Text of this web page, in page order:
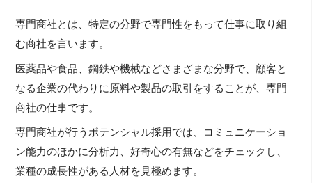
専門商社とは、特定の分野で専門性をもって仕事に取り組
む商社を言います。
医薬品や食品、鋼鉄や機械などさまざまな分野で、顧客と
なる企業の代わりに原料や製品の取引をすることが、専門
商社の仕事です。
専門商社が行うポテンシャル採用では、コミュニケーショ
ン能力のほかに分析力、好奇心の有無などをチェックし、
業種の成長性がある人材を見極めます。